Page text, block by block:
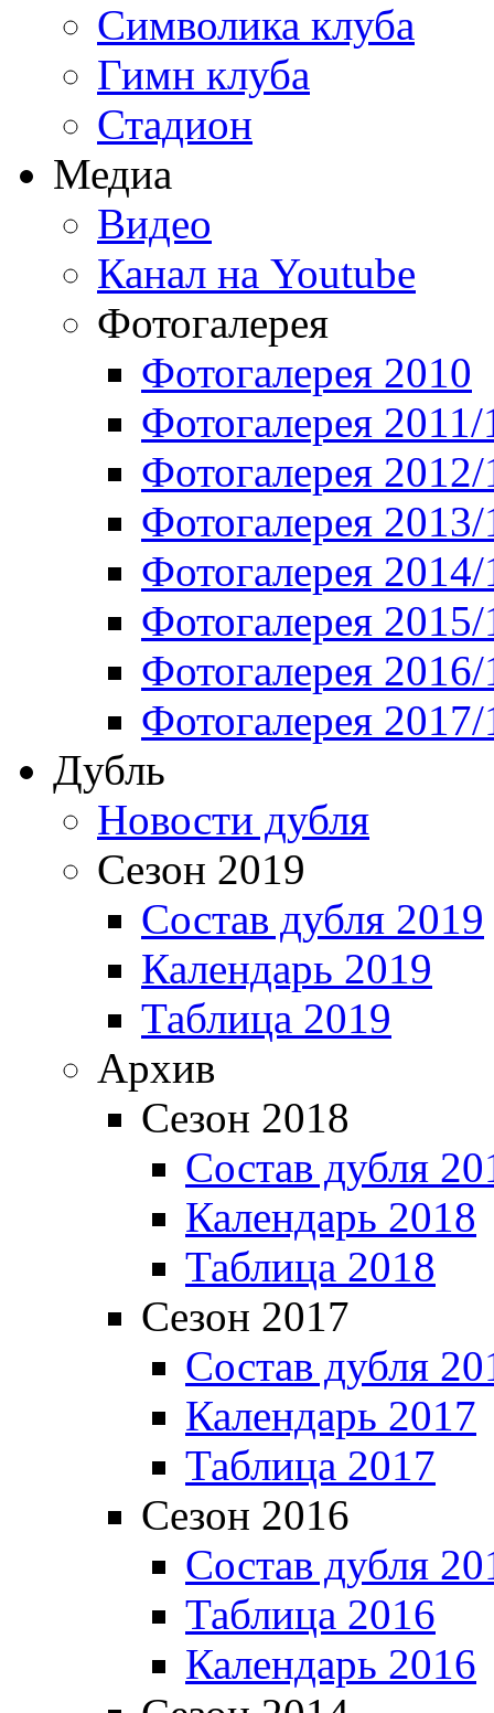
Символика клуба
Гимн клуба
Стадион
Медиа
Видео
Канал на Youtube
Фотогалерея
Фотогалерея 2010
Фотогалерея 2011/
Фотогалерея
Фотогалерея
Фотогалерея
Фотогалерея
Фотогалерея
Фотогалерея
Дубль
Новости дубля
Сезон 2019
Состав дубля 2019
Календарь 2019
Таблица 2019
Архив
Сезон 2018
Состав дубля
Календарь 2018
Таблица 2018
Сезон 2017
Состав дубля
Календарь 2017
Таблица 2017
Сезон 2016
Состав дубля
Таблица 2016
Календарь 2016